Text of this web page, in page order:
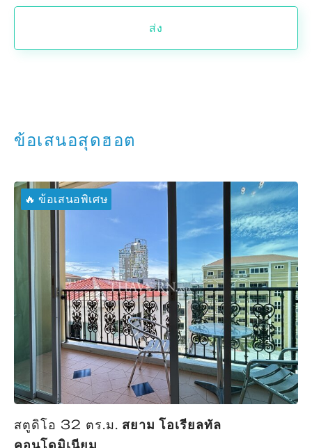
ส่ง
ข้อเสนอสุดฮอต
🔥 ข้อเสนอพิเศษ
สตูดิโอ 32 ตร.ม. สยาม โอเรียลทัล
คอนโดมิเนียม